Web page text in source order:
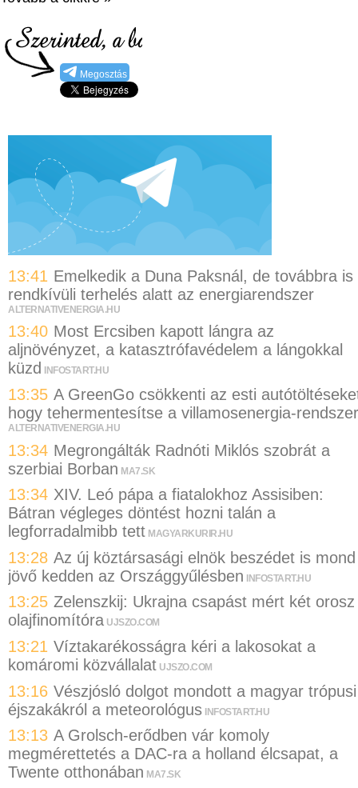
Megosztás
13:41 Emelkedik a Duna Paksnál, de továbbra is
rendkívüli terhelés alatt az energiarendszer
ALTERNATIVENERGIA.HU
13:40 Most Ercsiben kapott lángra az
aljnövényzet, a katasztrófavédelem a lángokkal
küzd
INFOSTART.HU
13:35 A GreenGo csökkenti az esti
hogy tehermentesítse a villamosenergia-
ALTERNATIVENERGIA.HU
13:34 Megrongálták Radnóti Miklós szobrát a
szerbiai Borban MA7.SK
13:34 XIV. Leó pápa a fiatalokhoz Assisiben:
Bátran végleges döntést hozni talán a
legforradalmibb tett MAGYARKURIR.HU
13:28 Az új köztársasági elnök beszédet is mond
jövő kedden az Országgyűlésben INFOSTART.HU
13:25 Zelenszkij: Ukrajna csapást mért két orosz
olajfinomítóra UJSZO.COM
13:21 Víztakarékosságra kéri a lakosokat a
komáromi közvállalat UJSZO.COM
13:16 Vészjósló dolgot mondott a magyar trópusi
éjszakákról a meteorológus INFOSTART.HU
13:13 A Grolsch-erődben vár komoly
megmérettetés a DAC-ra a holland élcsapat, a
Twente otthonában MA7.SK